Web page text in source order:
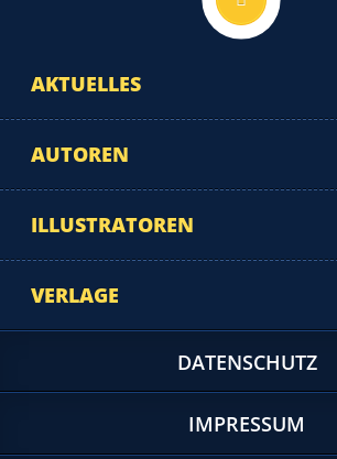
AKTUELLES
AUTOREN
ILLUSTRATOREN
VERLAGE
DATENSCHUTZ
IMPRESSUM